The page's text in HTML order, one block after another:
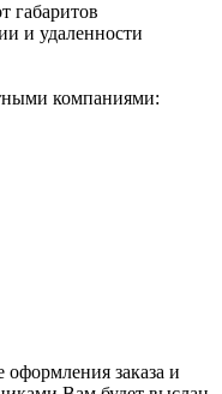
габаритов
и удаленности
компаниями:
заказа и